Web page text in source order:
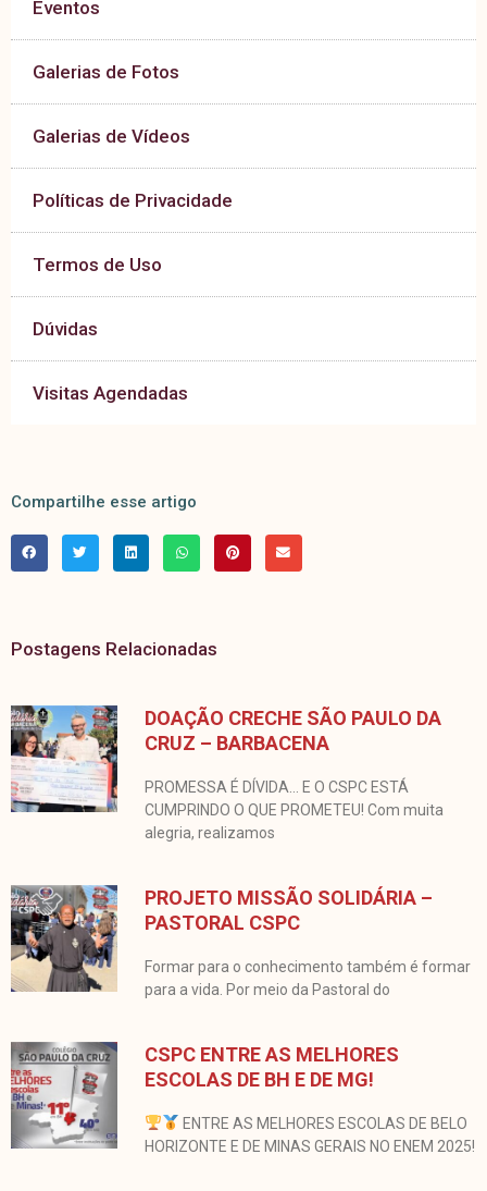
Eventos
Galerias de Fotos
Galerias de Vídeos
Políticas de Privacidade
Termos de Uso
Dúvidas
Visitas Agendadas
Compartilhe esse artigo
Postagens Relacionadas
DOAÇÃO CRECHE SÃO PAULO DA
CRUZ – BARBACENA
PROMESSA É DÍVIDA… E O CSPC ESTÁ
CUMPRINDO O QUE PROMETEU! Com muita
alegria, realizamos
PROJETO MISSÃO SOLIDÁRIA –
PASTORAL CSPC
Formar para o conhecimento também é formar
para a vida. Por meio da Pastoral do
CSPC ENTRE AS MELHORES
ESCOLAS DE BH E DE MG!
ENTRE AS MELHORES ESCOLAS DE BELO
HORIZONTE E DE MINAS GERAIS NO ENEM 2025!